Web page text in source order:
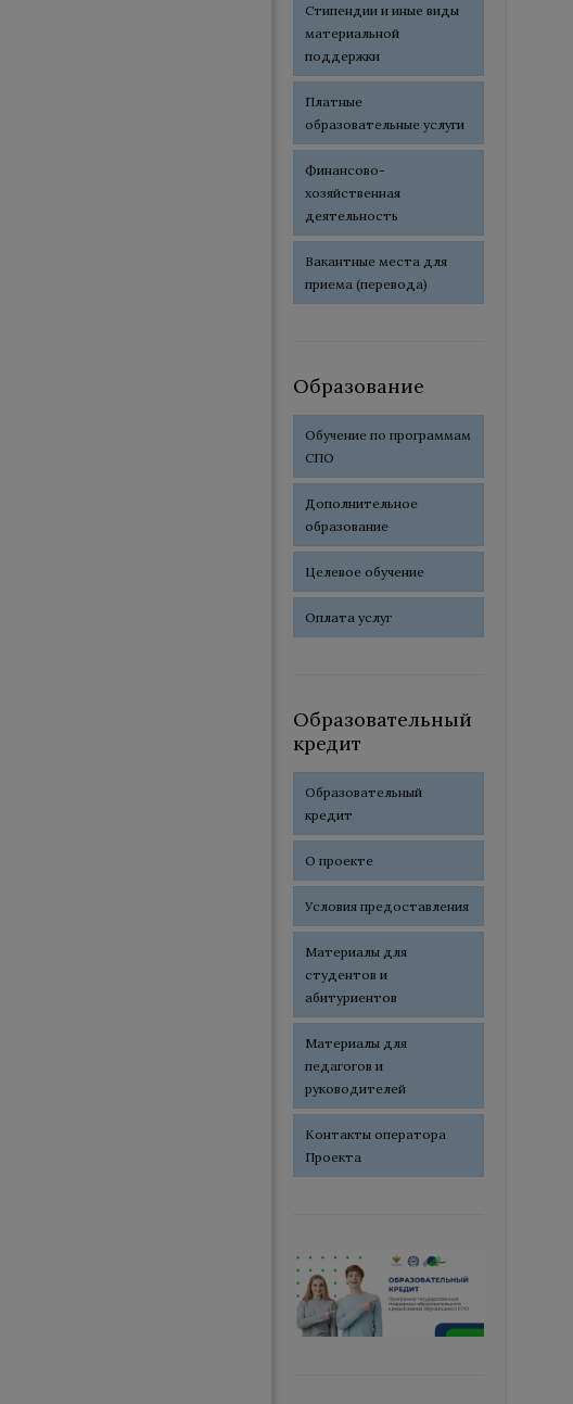
Стипендии и иные виды
материальной
поддержки
Платные
образовательные услуги
Финансово-
хозяйственная
деятельность
Вакантные места для
приема (перевода)
Образование
Обучение по программам
СПО
Дополнительное
образование
Целевое обучение
Оплата услуг
Образовательный
кредит
Образовательный
кредит
О проекте
Условия предоставления
Материалы для
студентов и
абитуриентов
Материалы для
педагогов и
руководителей
Контакты оператора
Проекта